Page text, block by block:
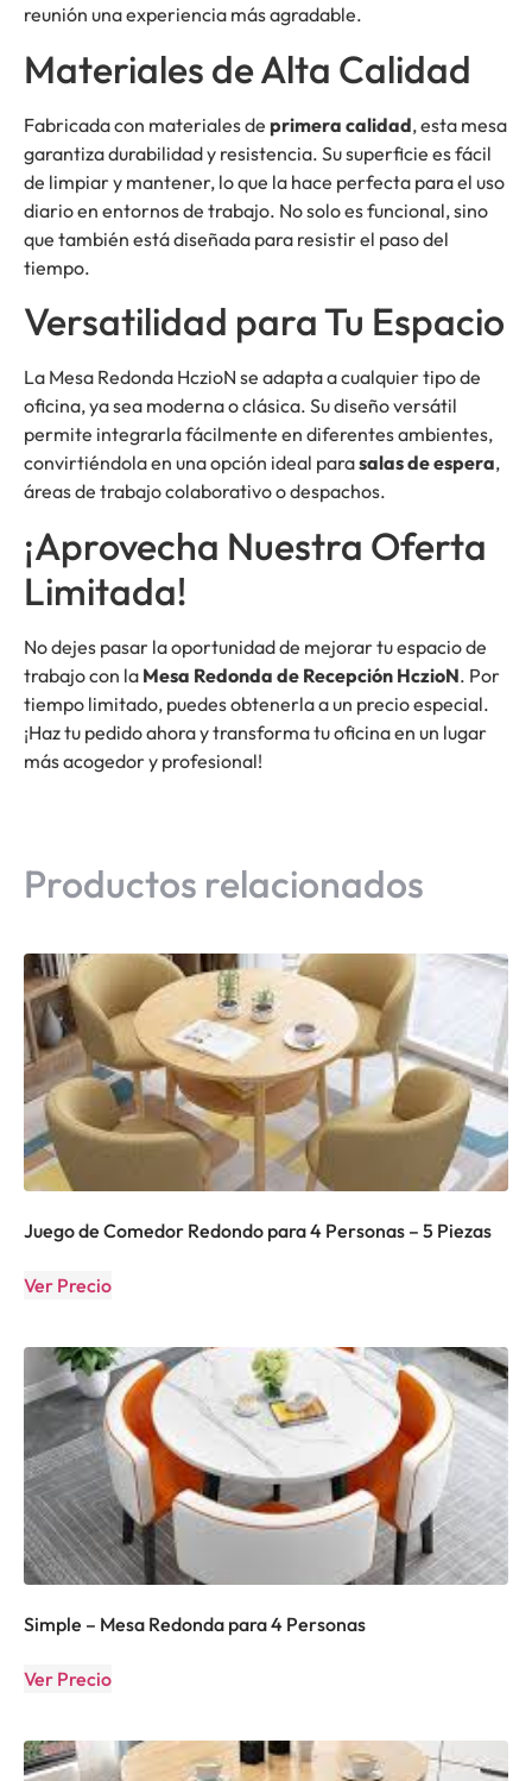
reunión una experiencia más agradable.
Materiales de Alta Calidad
Fabricada con materiales de primera calidad, esta mesa
garantiza durabilidad y resistencia. Su superficie es fácil
de limpiar y mantener, lo que la hace perfecta para el uso
diario en entornos de trabajo. No solo es funcional, sino
que también está diseñada para resistir el paso del
tiempo.
Versatilidad para Tu Espacio
La Mesa Redonda HczioN se adapta a cualquier tipo de
oficina, ya sea moderna o clásica. Su diseño versátil
permite integrarla fácilmente en diferentes ambientes,
convirtiéndola en una opción ideal parasalas de espera,
áreas de trabajo colaborativo o despachos.
¡Aprovecha Nuestra Oferta
Limitada!
No dejes pasar la oportunidad de mejorar tu espacio de
trabajo con la Mesa Redonda de Recepción HczioN. Por
tiempo limitado, puedes obtenerla a un precio especial.
¡Haz tu pedido ahora y transforma tu oficina en un lugar
más acogedor y profesional!
Productos relacionados
Juego de Comedor Redondo para 4 Personas – 5 Piezas
Ver Precio
Simple – Mesa Redonda para 4 Personas
Ver Precio